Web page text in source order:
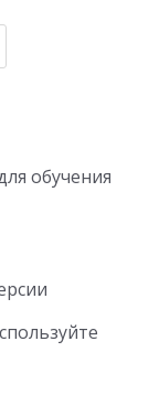
обучения